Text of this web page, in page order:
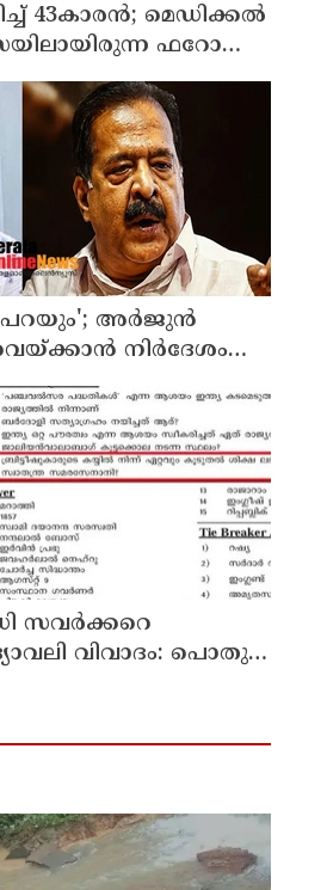
43കാരന്‍; മെഡിക്കല്‍
ഫറോക്ക്
മടങ്ങി
അർജുൻ
നിർദേശം
ചെന്നിത്തല
സവർക്കറെ
വിവാദം: പൊതു